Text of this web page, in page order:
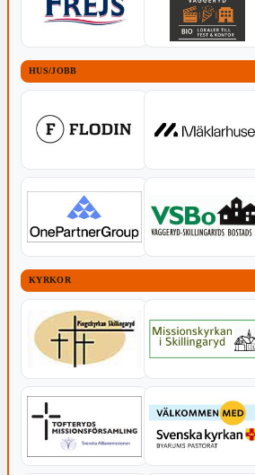
HUS/JOBB
KYRKOR